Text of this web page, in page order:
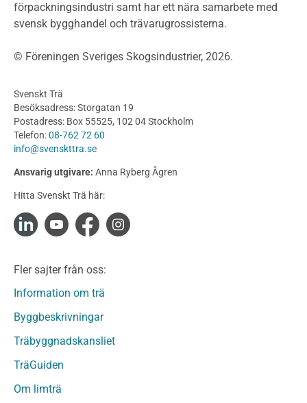
Fasadsystem i skivmaterial
Bullerskärmar och andra utomhuskonstruktioner
Byggnation och utförande
Utförande
Produkter
Konstruktionsvirke
Konstruktionsvirke Behandlat
Konstruktionsvirke Fingerskarvat
Konstruktionsvirke Fingerskarvat Obehandlat
Limträ
Fanerträ
Fanerträ Obehandlat
Träpanel och Utvändig beklädnad Behandlat
Träpanel och utvändig beklädnad Obehandlat
Trägolv
förpackningsindustri samt har ett nära samarbete med
svensk bygghandel och trävarugrossisterna.
© Föreningen Sveriges Skogsindustrier, 2026.
Svenskt Trä
Besöksadress: Storgatan 19
Postadress: Box 55525, 102 04 Stockholm
Telefon:08-762 72 60
info@svenskttra.se
Ansvarig utgivare: Anna Ryberg Ågren
Hitta Svenskt Trä här:
Fler sajter från oss:
Information om trä
Byggbeskrivningar
Träbyggnadskansliet
TräGuiden
Om limträ